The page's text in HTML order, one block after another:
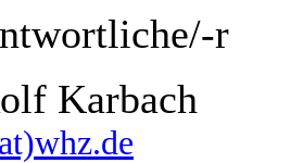
r
Karbach